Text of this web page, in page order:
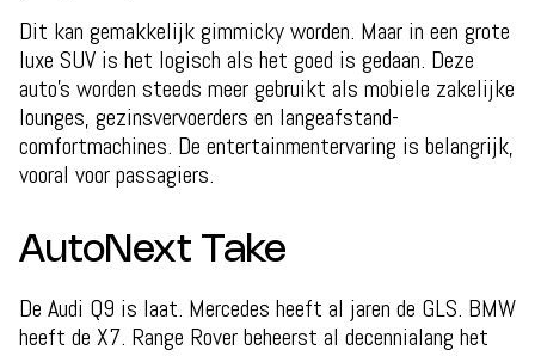
Dit kan gemakkelijk gimmicky worden. Maar in een grote
luxe SUV is het logisch als het goed is gedaan. Deze
auto's worden steeds meer gebruikt als mobiele zakelijke
lounges, gezinsvervoerders en langeafstand-
comfortmachines. De entertainmentervaring is belangrijk,
vooral voor passagiers.
AutoNext Take
De Audi Q9 is laat. Mercedes heeft al jaren de GLS. BMW
heeft de X7. Range Rover beheerst al decennialang het